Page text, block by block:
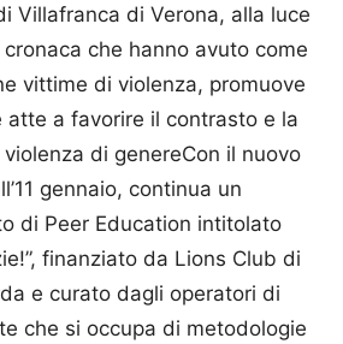
Villafranca di Verona, alla luce
che hanno avuto come
vittime di violenza, promuove
atte a favorire il contrasto e la
di genereCon il nuovo
gennaio, continua un
di Peer Education intitolato
finanziato da Lions Club di
e curato dagli operatori di
che si occupa di metodologie